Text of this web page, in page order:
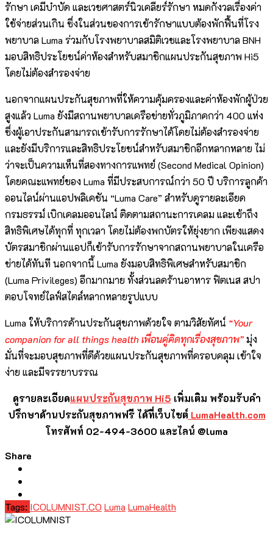
รักษา เคมีบำบัด และเวชศาสตร์นิวเคลียร์รักษา หมดกังวลเรื่องค่า
ใช้จ่ายส่วนเกิน ซึ่งในส่วนของการเข้ารักษาแบบต้องพักฟื้นที่โรง
พยาบาล Luma ร่วมกับโรงพยาบาลสมิติเวชและโรงพยาบาล BNH
มอบสิทธิประโยชน์ค่าห้องสำหรับสมาชิกแผนประกันสุขภาพ Hi5
โดยไม่ต้องสำรองจ่าย
นอกจากแผนประกันสุขภาพที่ให้ความคุ้มครองและค่าห้องพักผู้ป่วย
สูงแล้ว Luma ยังมีสถานพยาบาลเครือข่ายทั่วภูมิภาคกว่า 400 แห่ง
ซึ่งผู้เอาประกันสามารถเข้ารับการรักษาได้โดยไม่ต้องสำรองจ่าย
และยังมีบริการและสิทธิประโยชน์สำหรับสมาชิกอีกหลากหลาย ไม่
ว่าจะเป็นความเห็นที่สองทางการแพทย์ (Second Medical Opinion)
โดยคณะแพทย์ของ Luma ที่มีประสบการณ์กว่า 50 ปี บริการลูกค้า
ออนไลน์ผ่านแอปพลิเคชัน “Luma Care” สำหรับดูรายละเอียด
กรมธรรม์ เบิกเคลมออนไลน์ ติดตามสถานะการเคลม และเข้าถึง
สิทธิพิเศษได้ทุกที่ ทุกเวลา โดยไม่ต้องพกบัตรให้ยุ่งยาก เพียงแสดง
บัตรสมาชิกผ่านแอปก็เข้ารับการรักษาจากสถานพยาบาลในเครือ
ข่ายได้ทันที นอกจากนี้ Luma ยังมอบสิทธิพิเศษสำหรับสมาชิก
(Luma Privileges) อีกมากมาย ทั้งส่วนลดร้านอาหาร ฟิตเนส สปา
ตอบโจทย์ไลฟ์สไตล์หลากหลายรูปแบบ
Luma ให้บริการด้านประกันสุขภาพด้วยใจ ตามวิสัยทัศน์ “Your
companion for all things health เพื่อนคู่คิดทุกเรื่องสุขภาพ”มุ่ง
มั่นที่จะมอบสุขภาพที่ดีด้วยแผนประกันสุขภาพที่ครอบคลุม เข้าใจ
ง่าย และมีจรรยาบรรณ
ดูรายละเอียดแผนประกันสุขภาพ Hi5 เพิ่มเติม พร้อมรับคำ
ปรึกษาด้านประกันสุขภาพฟรี ได้ที่เว็บไซต์ LumaHealth.com
โทรศัพท์ 02-494-3600 และไลน์ @luma
Share
Tags: ICOLUMNIST.CO Luma LumaHealth